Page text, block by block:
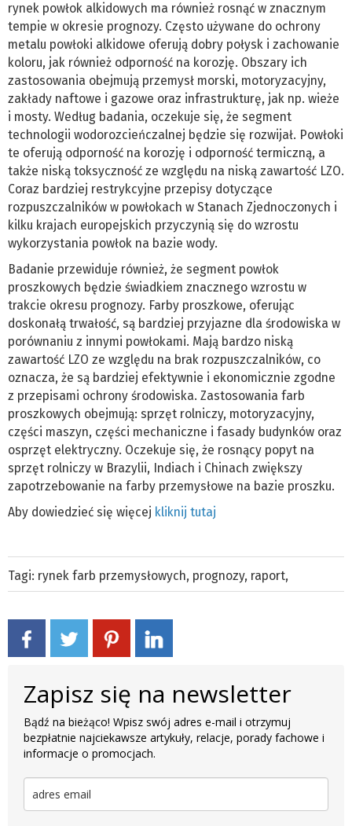
rynek powłok alkidowych ma również rosnąć w znacznym
tempie w okresie prognozy. Często używane do ochrony
metalu powłoki alkidowe oferują dobry połysk i zachowanie
koloru, jak również odporność na korozję. Obszary ich
zastosowania obejmują przemysł morski, motoryzacyjny,
zakłady naftowe i gazowe oraz infrastrukturę, jak np. wieże
i mosty. Według badania, oczekuje się, że segment
technologii wodorozcieńczalnej będzie się rozwijał. Powłoki
te oferują odporność na korozję i odporność termiczną, a
także niską toksyczność ze względu na niską zawartość LZO.
Coraz bardziej restrykcyjne przepisy dotyczące
rozpuszczalników w powłokach w Stanach Zjednoczonych i
kilku krajach europejskich przyczynią się do wzrostu
wykorzystania powłok na bazie wody.
Badanie przewiduje również, że segment powłok
proszkowych będzie świadkiem znacznego wzrostu w
trakcie okresu prognozy. Farby proszkowe, oferując
doskonałą trwałość, są bardziej przyjazne dla środowiska w
porównaniu z innymi powłokami. Mają bardzo niską
zawartość LZO ze względu na brak rozpuszczalników, co
oznacza, że są bardziej efektywnie i ekonomicznie zgodne
z przepisami ochrony środowiska. Zastosowania farb
proszkowych obejmują: sprzęt rolniczy, motoryzacyjny,
części maszyn, części mechaniczne i fasady budynków oraz
osprzęt elektryczny. Oczekuje się, że rosnący popyt na
sprzęt rolniczy w Brazylii, Indiach i Chinach zwiększy
zapotrzebowanie na farby przemysłowe na bazie proszku.
Aby dowiedzieć się więcej kliknij tutaj
Tagi: rynek farb przemysłowych, prognozy, raport,
Zapisz się na newsletter
Bądź na bieżąco! Wpisz swój adres e-mail i otrzymuj
bezpłatnie najciekawsze artykuły, relacje, porady fachowe i
informacje o promocjach.